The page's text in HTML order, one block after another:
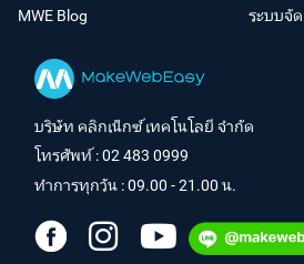
MWE Blog
ระบบจั
บริษัท คลิกเน็กซ์ เทคโนโลยี จำกัด
โทรศัพท์ :02 483 0999
ทำการทุกวัน : 09.00 - 21.00 น.